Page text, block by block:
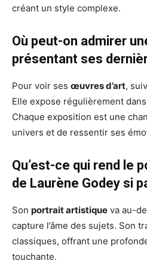
créant un style complexe.
Où peut-on admirer
présentant ses
Pour voir ses œuvres d’art,
Elle expose régulièrement
Chaque exposition est une
univers et de ressentir ses
Qu’est-ce qui rend le
de Laurène Godey si
Son portrait artistique va au-
capture l’âme des sujets. Son
classiques, offrant une
touchante.